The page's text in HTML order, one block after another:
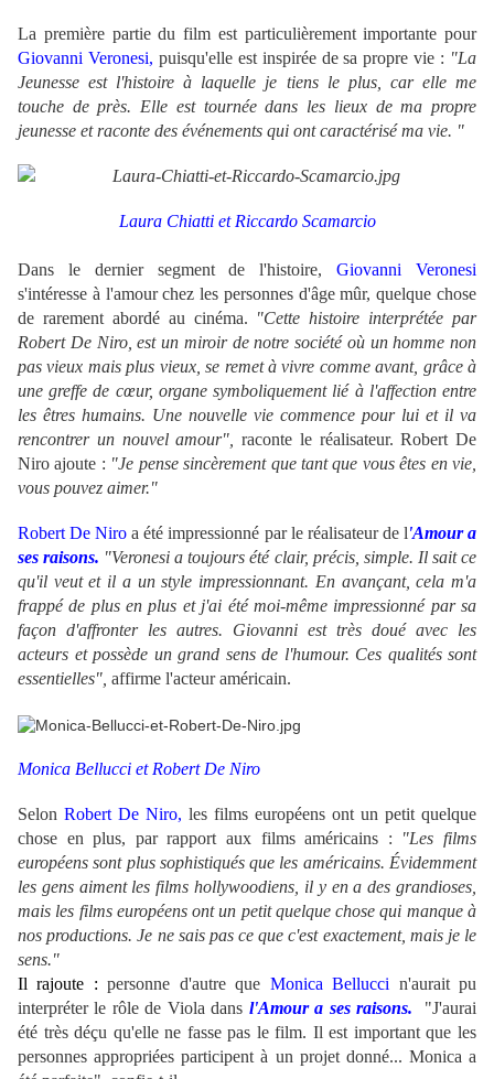
La première partie du film est particulièrement importante pour
Giovanni Veronesi, puisqu'elle est inspirée de sa propre vie : "La
Jeunesse est l'histoire à laquelle je tiens le plus, car elle me
touche de près. Elle est tournée dans les lieux de ma propre
jeunesse et raconte des événements qui ont caractérisé ma vie. "
Laura Chiatti et Riccardo Scamarcio
Dans le dernier segment de l'histoire,Giovanni Veronesi
s'intéresse à l'amour chez les personnes d'âge mûr, quelque chose
de rarement abordé au cinéma. "Cette histoire interprétée par
Robert De Niro, est un miroir de notre société où un homme non
pas vieux mais plus vieux, se remet à vivre comme avant, grâce à
une greffe de cœur, organe symboliquement lié à l'affection entre
les êtres humains. Une nouvelle vie commence pour lui et il va
rencontrer un nouvel amour",
raconte le réalisateur. Robert De
Niro ajoute : "Je pense sincèrement que tant que vous êtes en vie,
vous pouvez aimer."
Robert De Niro a été impressionné par le réalisateur de l'Amour a
ses raisons. "Veronesi a toujours été clair, précis, simple. Il sait ce
qu'il veut et il a un style impressionnant. En avançant, cela m'a
frappé de plus en plus et j'ai été moi-même impressionné par sa
façon d'affronter les autres. Giovanni est très doué avec les
acteurs et possède un grand sens de l'humour. Ces qualités sont
essentielles", affirme l'acteur américain.
Monica Bellucci et Robert De Niro
Selon Robert De Niro, les films européens ont un petit quelque
chose en plus, par rapport aux films américains : "Les films
européens sont plus sophistiqués que les américains. Évidemment
les gens aiment les films hollywoodiens, il y en a des grandioses,
mais les films européens ont un petit quelque chose qui manque à
nos productions. Je ne sais pas ce que c'est exactement, mais je le
sens."
Il rajoute : personne d'autre que Monica Bellucci n'aurait pu
interpréter le rôle de Viola dans l'Amour a ses raisons.
"J'aurai
été très déçu qu'elle ne fasse pas le film. Il est important que les
personnes appropriées participent à un projet donné... Monica a